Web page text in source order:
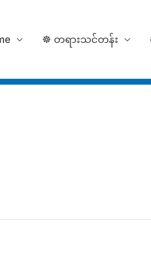
☸️ တရားသင်တန်း